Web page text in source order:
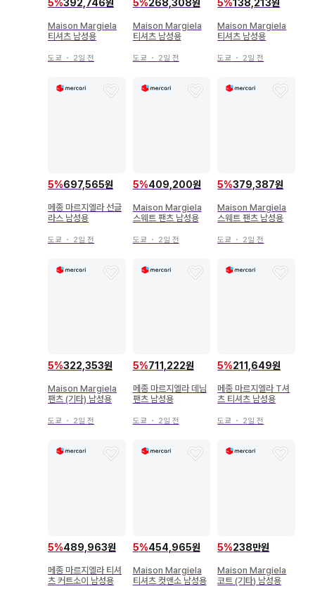
5%392,746원
Maison Margiela
티셔츠 남성용
도쿄 ・ 2일 전
5%268,308원
Maison Margiela
티셔츠 남성용
도쿄 ・ 2일 전
5%138,213원
Maison Margiela
티셔츠 남성용
도쿄 ・ 2일 전
5%697,565원
메종 마르지엘라 선글
라스 남성용
도쿄 ・ 2일 전
5%409,200원
Maison Margiela
스웨트 팬츠 남성용
도쿄 ・ 2일 전
5%379,387원
Maison Margiela
스웨트 팬츠 남성용
도쿄 ・ 2일 전
5%322,353원
Maison Margiela
팬츠 (기타) 남성용
도쿄 ・ 2일 전
5%711,222원
메종 마르지엘라 데님
팬츠 남성용
도쿄 ・ 2일 전
5%211,649원
메종 마르지엘라 T셔
츠 티셔츠 남성용
도쿄 ・ 2일 전
5%489,963원
메종 마르지엘라 티셔
츠 커트소이 남성용
5%454,965원
Maison Margiela
티셔츠 컷앤소 남성용
5%238만원
Maison Margiela
코트 (기타) 남성용